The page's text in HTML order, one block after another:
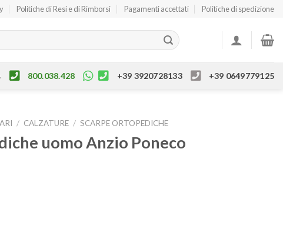
Politiche di Resi e di Rimborsi Pagamenti accettati Politiche di spedizione
800.038.428 +39 3920728133 +39 0649779125
/ CALZATURE / SCARPE ORTOPEDICHE
uomo Anzio Poneco